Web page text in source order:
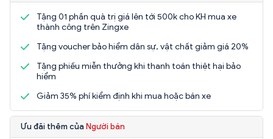
Tặng 01 phần quà trị giá lên tới 500k cho KH mua xe
thành công trên Zingxe
Tặng voucher bảo hiểm dân sự, vật chất giảm giá 20%
Tặng phiếu miễn thưởng khi thanh toán thiệt hại bảo
hiểm
Giảm 35% phí kiểm định khi mua hoặc bán xe
Ưu đãi thêm của Người bán